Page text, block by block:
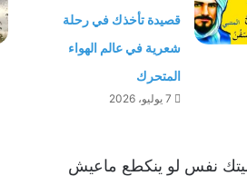
قصيدة تأخذك في رحلة
شعرية في عالم الهواء
المتحرك
7 يوليو، 2026
نفس لو ينكطع ماعيش